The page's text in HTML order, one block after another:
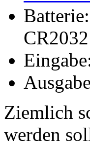
Ziemlich
werden